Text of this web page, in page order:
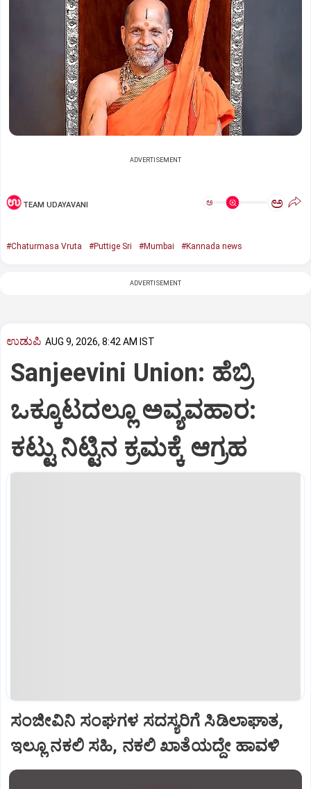
ADVERTISEMENT
TEAM UDAYAVANI ಅ ಅ
#Chaturmasa Vruta #Puttige Sri #Mumbai #Kannada news
ADVERTISEMENT
ಉಡುಪಿ AUG 9, 2026, 8:42 AM IST
Sanjeevini Union: ಹೆಬ್ರಿ
ಒಕ್ಕೂಟದಲ್ಲೂ ಅವ್ಯವಹಾರ:
ಕಟ್ಟು ನಿಟ್ಟಿನ ಕ್ರಮಕ್ಕೆ ಆಗ್ರಹ
ಸಂಜೀವಿನಿ ಸಂಘಗಳ ಸದಸ್ಯರಿಗೆ ಸಿಡಿಲಾಘಾತ,
ಇಲ್ಲೂ ನಕಲಿ ಸಹಿ, ನಕಲಿ ಖಾತೆಯದ್ದೇ ಹಾವಳಿ